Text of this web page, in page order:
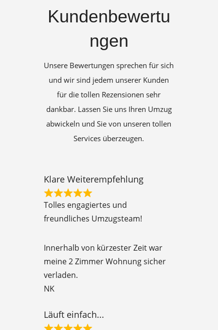
Kundenbewertu
ngen
Unsere Bewertungen sprechen für sich
und wir sind jedem unserer Kunden
für die tollen Rezensionen sehr
dankbar. Lassen Sie uns Ihren Umzug
abwickeln und Sie von unseren tollen
Services überzeugen.
Klare Weiterempfehlung
R
a
d
5
o
o
Tolles engagiertes und
freundliches Umzugsteam!
Innerhalb von kürzester Zeit war
meine 2 Zimmer Wohnung sicher
verladen.
NK
Läuft einfach...